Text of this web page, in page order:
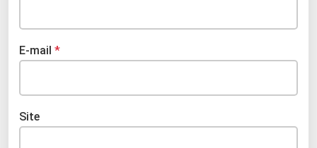
E-mail *
Site